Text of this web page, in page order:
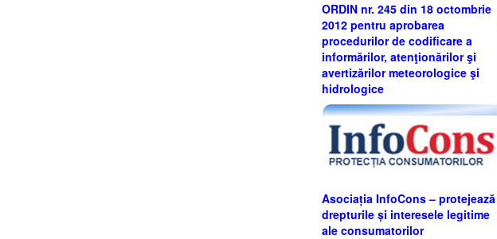
ORDIN nr. 245 din 18 octombrie
2012 pentru aprobarea
procedurilor de codificare a
informărilor, atenţionărilor şi
avertizărilor meteorologice şi
hidrologice
Asociația InfoCons – protejează
drepturile și interesele legitime
ale consumatorilor